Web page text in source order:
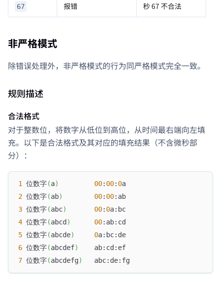
67 报错 秒 67 不合法
非严格模式
除错误处理外，非严格模式的行为同严格模式完全一致。
规则描述
合法格式
对于整数位，将数字从低位到高位，从时间最右端向左填
充。以下是合法格式及其对应的填充结果（不含微秒部
分）：
1 位数字(a) 00: 00: 0a
2 位数字(ab) 00: 00:ab
3 位数字(abc) 00: 0a:bc
4 位数字(abcd ) 00:ab:cd
5 位数字(abcde) 0a:bc:de
6 位数字(abcdef)
    ab:cd:ef
7 位数字(abcdefg)
   abc:de:fg